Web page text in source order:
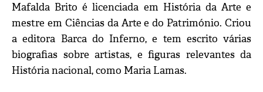
Mafalda Brito é licenciada em História da Arte e
mestre em Ciências da Arte e do Património. Criou
a editora Barca do Inferno, e tem escrito várias
biografias sobre artistas, e figuras relevantes da
História nacional, como Maria Lamas.